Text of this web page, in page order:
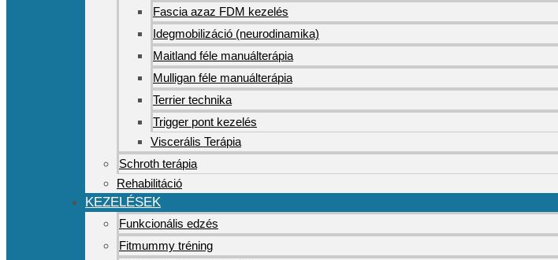
Fascia azaz FDM kezelés
Idegmobilizáció (neurodinamika)
Maitland féle manuálterápia
Mulligan féle manuálterápia
Terrier technika
Trigger pont kezelés
Viscerális Terápia
Schroth terápia
Rehabilitáció
KEZELÉSEK
Funkcionális edzés
Fitmummy tréning